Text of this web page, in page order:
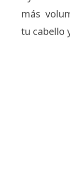
más
tu cabello